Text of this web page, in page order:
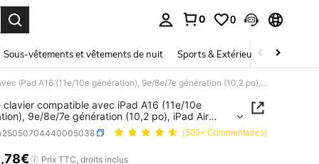
0 0
Sous-vêtements et vêtements de nuit Sports & Extérieur Enfants
Étui de clavier compatible avec iPad A16 (11e/10e génération), 9e/8e/7e génération (10,2 po), iPad Air (10,9 po/11 po), en TPU, avec clavier Bluetooth sans fil (batterie 150 mAh) et support, gris
clavier compatible avec iPad A16 (11e/10e
9e/8e/7e génération (10,2 po), iPad Air
11 po), en TPU, avec clavier Bluetooth sans fil
150 mAh) et support, gris
(500+ Commentaires)
,78€ Prix TTC, droits inclus